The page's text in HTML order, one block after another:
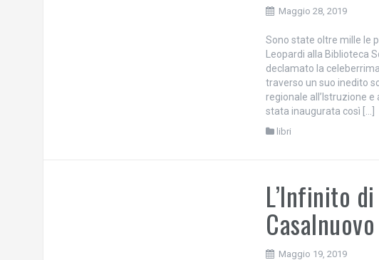
Maggio 28, 2019
Sono state oltre mille le
Leopardi alla Biblioteca
declamato la
traverso un suo inedito
regionale all’Istruzione
stata inaugurata così […]
libri
L’Infinito
Maggio 19, 2019